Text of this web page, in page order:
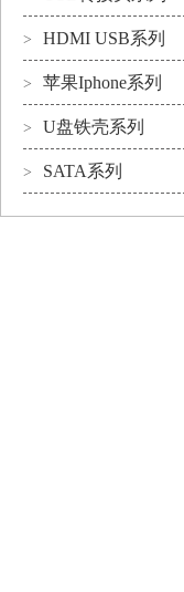
> HDMI USB系列
> 苹果Iphone系列
> U盘铁壳系列
> SATA系列